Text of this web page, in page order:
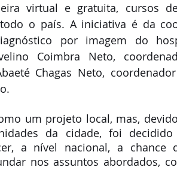
virtual e gratuita, cursos
o país. A iniciativa é da
por imagem do
Coimbra Neto,
Chagas Neto,
um projeto local, mas,
da cidade, foi
a nível nacional, a chance
nos assuntos abordados,